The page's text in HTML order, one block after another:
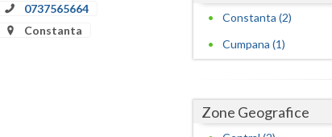
0737565664
Constanta
Constanta (2)
Cumpana (1)
Zone Geografice